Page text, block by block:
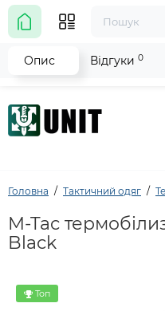
Головна Тактичний одяг
M-Tac
Black
Топ
Опис Відгуки 0